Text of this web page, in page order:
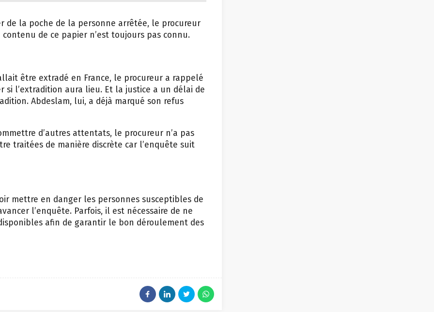
de la poche de la personne arrêtée, le procureur
de ce papier n’est toujours pas connu.
être extradé en France, le procureur a rappelé
si l’extradition aura lieu. Et la justice a un délai de
Abdeslam, lui, a déjà marqué son refus
d’autres attentats, le procureur n’a pas
traitées de manière discrète car l’enquête suit
mettre en danger les personnes susceptibles de
l’enquête. Parfois, il est nécessaire de ne
afin de garantir le bon déroulement des